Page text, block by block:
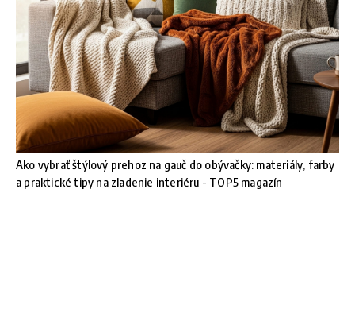
Ako vybrať štýlový prehoz na gauč do obývačky: materiály, farby
a praktické tipy na zladenie interiéru - TOP5 magazín